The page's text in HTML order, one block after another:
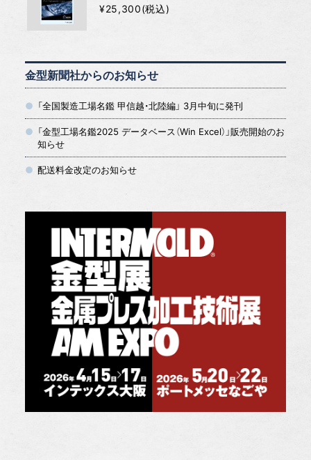
¥25,300(税込)
金型新聞社からのお知らせ
「全国製造工場名鑑 甲信越・北陸編」 3月中旬に発刊
「金型工場名鑑2025 データベース（Win Excel）」販売開始のお
知らせ
配送料金改定のお知らせ